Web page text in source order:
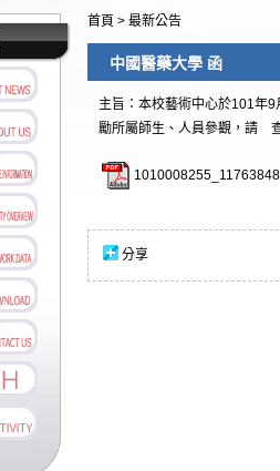
首頁 > 最新公告
中國醫藥大學 函
主旨：本校藝術中心於101年
勵所屬師生、人員參觀，請
分享